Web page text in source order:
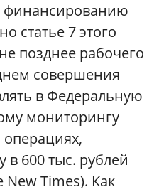
финансированию
статье 7 этого
позднее рабочего
совершения
в Федеральную
мониторингу
600 тыс. рублей
Times). Как